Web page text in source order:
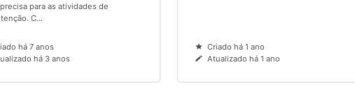
para as atividades de
C...
há 7 anos
há 3 anos
Criado há 1 ano
Atualizado há 1 ano